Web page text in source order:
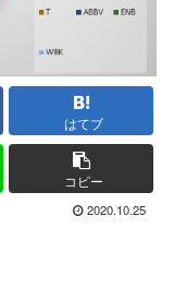
はてブ
コピー
2020.10.25